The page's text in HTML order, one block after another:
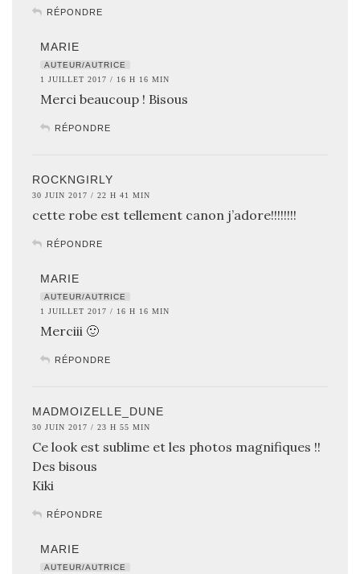
RÉPONDRE
MARIE
AUTEUR/AUTRICE
1 JUILLET 2017 / 16 H 16 MIN
Merci beaucoup ! Bisous
RÉPONDRE
ROCKNGIRLY
30 JUIN 2017 / 22 H 41 MIN
cette robe est tellement canon j’adore!!!!!!!!
RÉPONDRE
MARIE
AUTEUR/AUTRICE
1 JUILLET 2017 / 16 H 16 MIN
Merciii 🙂
RÉPONDRE
MADMOIZELLE_DUNE
30 JUIN 2017 / 23 H 55 MIN
Ce look est sublime et les photos magnifiques !!
Des bisous
Kiki
RÉPONDRE
MARIE
AUTEUR/AUTRICE